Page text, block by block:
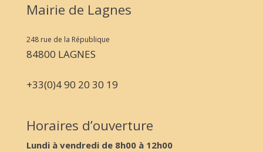
Mairie de Lagnes
248 rue de la République
84800 LAGNES
+33(0)4 90 20 30 19
Horaires d’ouverture
Lundi à vendredi de 8h00 à 12h00